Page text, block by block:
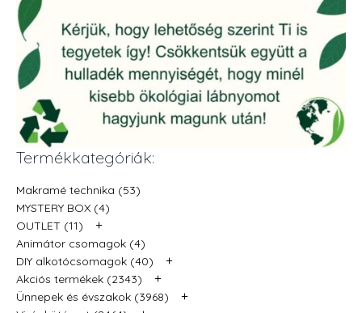
Termékkategóriák:
Makramé technika (53)
MYSTERY BOX (4)
OUTLET (11)
+
Animátor csomagok (4)
DIY alkotócsomagok (40)
+
Akciós termékek (2343) +
Ünnepek és évszakok (3968) +